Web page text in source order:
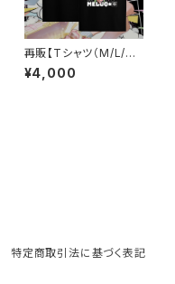
再販【Tシャツ（M/L/X
L）】2026 ねねひま
¥4,000
特定商取引法に基づく表記